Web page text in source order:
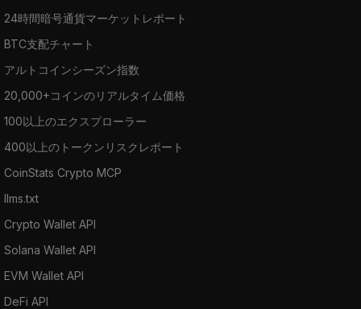
24時間暗号通貨マーケットレポート
BTC支配チャート
アルトコインシーズン指数
20,000+コインのリアルタイム価格
100以上のエクスプローラー
400以上のトークンリスクレポート
CoinStats Crypto MCP
llms.txt
Crypto Wallet API
Solana Wallet API
EVM Wallet API
DeFi API